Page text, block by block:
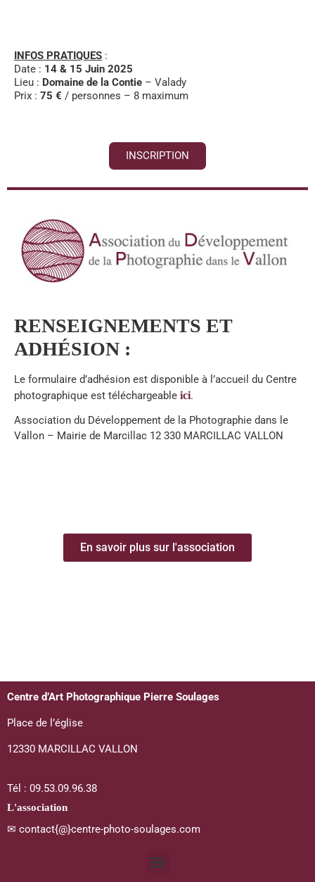
INFOS PRATIQUES :
Date : 14 & 15 Juin 2025
Lieu : Domaine de la Contie – Valady
Prix : 75 € / personnes – 8 maximum
INSCRIPTION
RENSEIGNEMENTS ET
ADHÉSION :
Le formulaire d’adhésion est disponible à l’accueil du Centre
photographique est téléchargeable ici.
Association du Développement de la Photographie dans le
Vallon – Mairie de Marcillac 12 330 MARCILLAC VALLON
En savoir plus sur l'association
Centre d’Art Photographique Pierre Soulages
Place de l’église
12330 MARCILLAC VALLON
Tél : 09.53.09.96.38
L'association
✉ contact{@}centre-photo-soulages.com